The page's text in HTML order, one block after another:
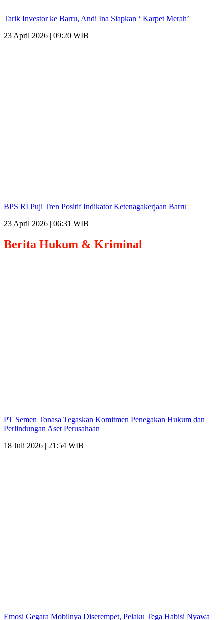
Tarik Investor ke Barru, Andi Ina Siapkan ‘ Karpet Merah’
23 April 2026 | 09:20 WIB
BPS RI Puji Tren Positif Indikator Ketenagakerjaan Barru
23 April 2026 | 06:31 WIB
Berita Hukum & Kriminal
PT Semen Tonasa Tegaskan Komitmen Penegakan Hukum dan
Perlindungan Aset Perusahaan
18 Juli 2026 | 21:54 WIB
Emosi Gegara Mobilnya Diserempet, Pelaku Tega Habisi Nyawa